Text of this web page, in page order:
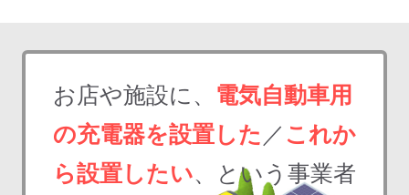
お店や施設に、 電気自動車用
の充電器を設置した ／ これか
ら設置したい、という事業者